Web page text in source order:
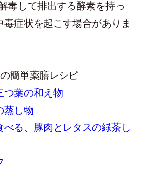
毒して排出する酵素を持っ
毒症状を起こす場合がありま
簡単薬膳レシピ
つ葉の和え物
蒸し物
べる、豚肉とレタスの緑茶し